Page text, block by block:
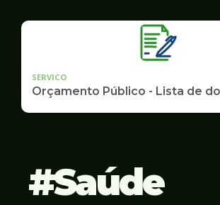
SERVICO
Orçamento Público - Lista de
Saúde